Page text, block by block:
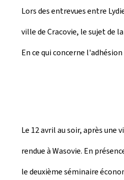
Lors des entrevues entre
ville de Cracovie, le sujet de
En ce qui concerne
Le 12 avril au soir, après
rendue à Wasovie. En
le deuxième séminaire